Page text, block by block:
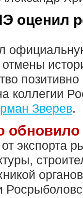
оценил
коллегии
Зверев.
обновило
экспорта